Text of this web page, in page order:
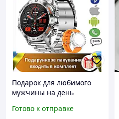
Подарок для любимого
мужчины на день
мужчине, полезный
Готово к отправке